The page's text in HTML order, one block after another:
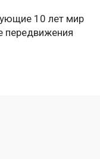
10 лет мир
передвижения